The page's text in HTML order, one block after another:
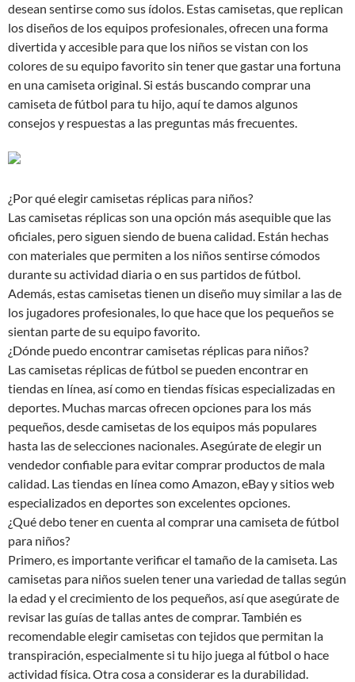
desean sentirse como sus ídolos. Estas camisetas, que replican
los diseños de los equipos profesionales, ofrecen una forma
divertida y accesible para que los niños se vistan con los
colores de su equipo favorito sin tener que gastar una fortuna
en una camiseta original. Si estás buscando comprar una
camiseta de fútbol para tu hijo, aquí te damos algunos
consejos y respuestas a las preguntas más frecuentes.
¿Por qué elegir camisetas réplicas para niños?
Las camisetas réplicas son una opción más asequible que las
oficiales, pero siguen siendo de buena calidad. Están hechas
con materiales que permiten a los niños sentirse cómodos
durante su actividad diaria o en sus partidos de fútbol.
Además, estas camisetas tienen un diseño muy similar a las de
los jugadores profesionales, lo que hace que los pequeños se
sientan parte de su equipo favorito.
¿Dónde puedo encontrar camisetas réplicas para niños?
Las camisetas réplicas de fútbol se pueden encontrar en
tiendas en línea, así como en tiendas físicas especializadas en
deportes. Muchas marcas ofrecen opciones para los más
pequeños, desde camisetas de los equipos más populares
hasta las de selecciones nacionales. Asegúrate de elegir un
vendedor confiable para evitar comprar productos de mala
calidad. Las tiendas en línea como Amazon, eBay y sitios web
especializados en deportes son excelentes opciones.
¿Qué debo tener en cuenta al comprar una camiseta de fútbol
para niños?
Primero, es importante verificar el tamaño de la camiseta. Las
camisetas para niños suelen tener una variedad de tallas según
la edad y el crecimiento de los pequeños, así que asegúrate de
revisar las guías de tallas antes de comprar. También es
recomendable elegir camisetas con tejidos que permitan la
transpiración, especialmente si tu hijo juega al fútbol o hace
actividad física. Otra cosa a considerar es la durabilidad.